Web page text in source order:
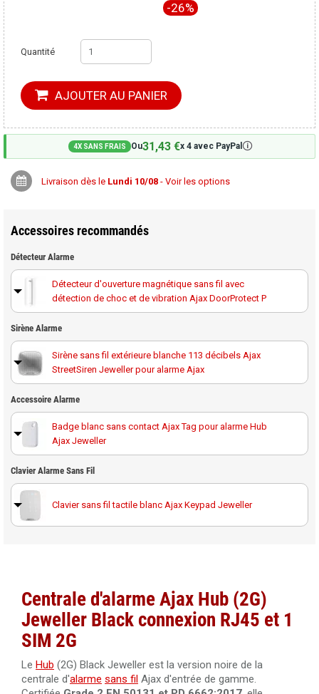
-26%
Quantité
AJOUTER AU PANIER
4X SANS FRAIS Ou31,43 €x 4 avec PayPal 🛈
Livraison dès le Lundi 10/08 - Voir les options
Accessoires recommandés
Détecteur Alarme
Détecteur d'ouverture magnétique sans fil avec
détection de choc et de vibration Ajax DoorProtect P
Détecteur d'ouverture magnétique sans fil avec
détection de choc et de vibration Ajax DoorProtect P
Détecteur d'ouverture magnétique sans fil Ajax
DoorProtect Jeweller blanc pour alarme Ajax
Détecteur d'ouverture magnétique sans fil Ajax
DoorProtect Jeweller noir pour alarme Ajax
Détecteur de mouvement sans fil hors animaux Ajax
MotionProtect Jeweller blanc pour alarme Ajax
Détecteur de mouvement sans fil hors animaux Ajax
Détecteur de mouvement rideau sans fil hors animaux
Ajax MotionProtect Curtain Jeweller noir pour al
Détecteur de mouvement et bris de vitre sans fil hors
animaux Ajax CombiProtect Jeweller blanc pour
Détecteur de mouvement et bris de vitre sans fil hors
animaux Ajax CombiProtect Jeweller noir pour a
Sirène Alarme
Sirène sans fil extérieure blanche 113 décibels Ajax
StreetSiren Jeweller pour alarme Ajax
Sirène sans fil extérieure noire 113 décibels Ajax
StreetSiren-B Jeweller pour alarme Ajax
Sirène intérieure sans fil blanche 100 décibels Ajax
HomeSiren Jeweller pour alarme Ajax
Sirène intérieure sans fil noire 100 décibels Ajax
HomeSiren Jeweller pour alarme Ajax
Accessoire Alarme
Badge blanc sans contact Ajax Tag pour alarme Hub
Ajax Jeweller
Badge Ajax noir sans contact Ajax Tag pour alarme Hub
Ajax Jeweller
Pile Procell CR123 3V 1550 mAh au lithium et au dioxyde
de manganèse
Pile bouton Duracell Procell CR2032 3V 245 mAh au
lithium et au dioxyde de manganèse
Clavier Alarme Sans Fil
Clavier sans fil tactile blanc Ajax Keypad Jeweller
Centrale d'alarme Ajax Hub (2G)
Jeweller Black connexion RJ45 et 1
SIM 2G
Le Hub (2G) Black Jeweller est la version noire de la
centrale d'alarme sans fil Ajax d'entrée de gamme.